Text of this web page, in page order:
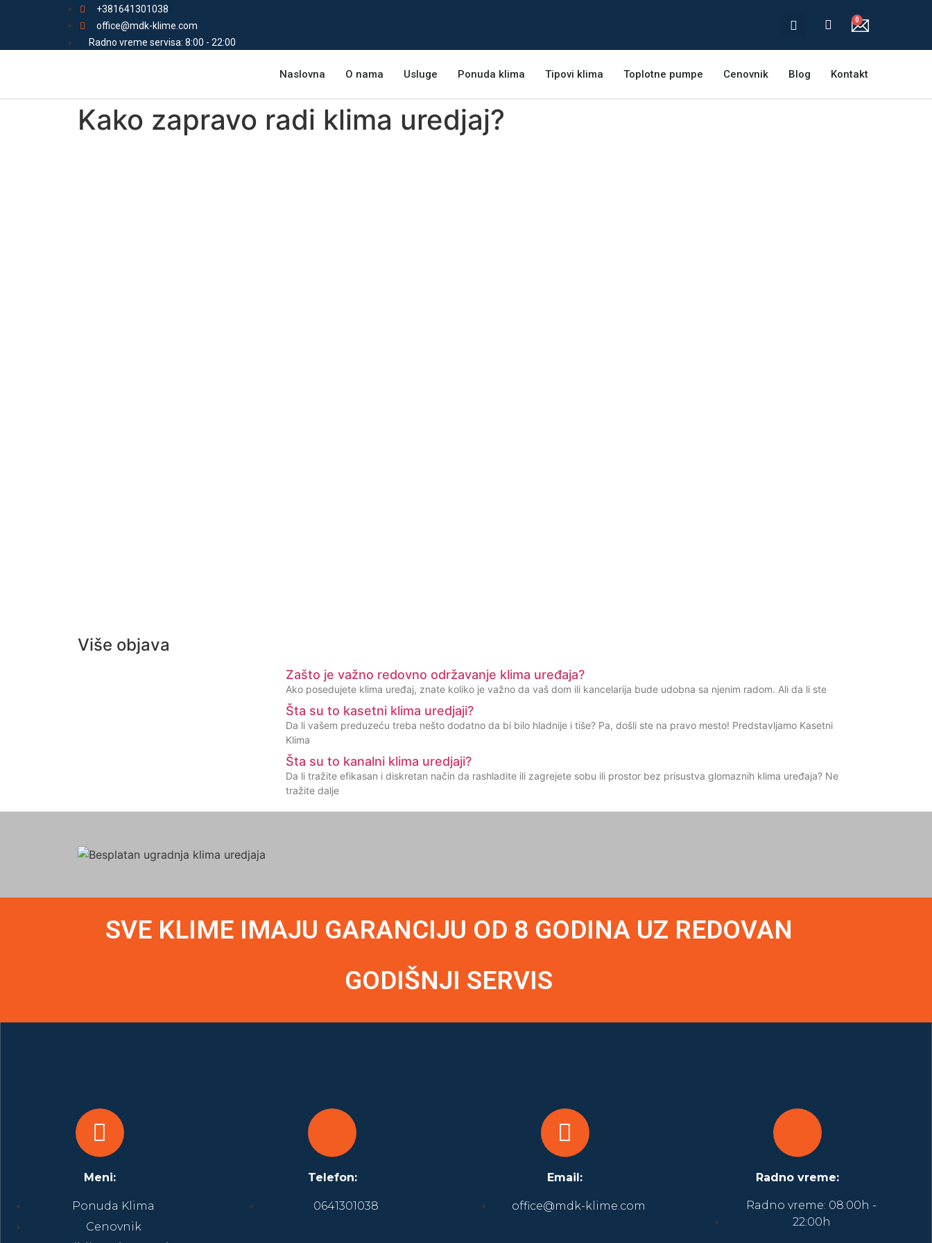
+381641301038
office@mdk-klime.com
Radno vreme servisa: 8:00 - 22:00
Naslovna O nama Usluge Ponuda klima Tipovi klima Toplotne pumpe Cenovnik Blog Kontakt
Kako zapravo radi klima uredjaj?
Više objava
Zašto je važno redovno održavanje klima uređaja?
Ako posedujete klima uređaj, znate koliko je važno da vaš dom ili kancelarija bude udobna sa njenim radom. Ali da li ste
Šta su to kasetni klima uredjaji?
Da li vašem preduzeću treba nešto dodatno da bi bilo hladnije i tiše? Pa, došli ste na pravo mesto! Predstavljamo Kasetni
Klima
Šta su to kanalni klima uredjaji?
Da li tražite efikasan i diskretan način da rashladite ili zagrejete sobu ili prostor bez prisustva glomaznih klima uređaja? Ne
tražite dalje
SVE KLIME IMAJU GARANCIJU OD 8 GODINA UZ REDOVAN
GODIŠNJI SERVIS
Meni:
Ponuda Klima
Cenovnik
Telefon:
0641301038
Email:
office@mdk-klime.com
Radno vreme:
Radno vreme: 08:00h -
22:00h